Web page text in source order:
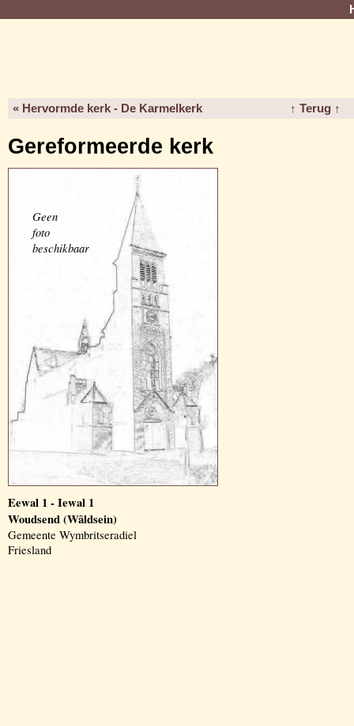
« Hervormde kerk - De Karmelkerk ↑ Terug ↑
Gereformeerde kerk
Geen
foto
beschikbaar
Eewal 1 - Iewal 1
Woudsend (Wâldsein)
Gemeente Wymbritseradiel
Friesland